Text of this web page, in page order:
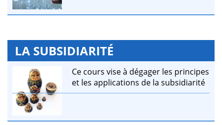
LA SUBSIDIARITÉ
Ce cours vise à dégager les principes
et les applications de la subsidiarité